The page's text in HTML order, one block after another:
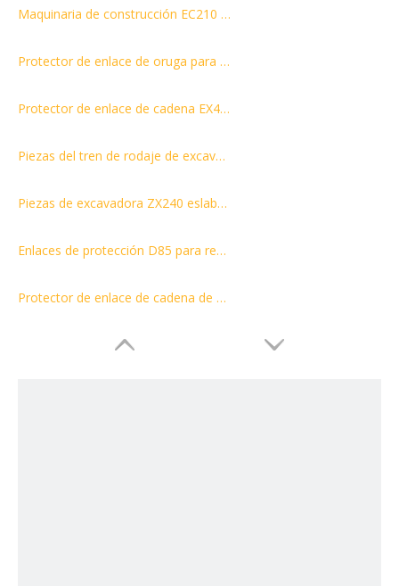
Maquinaria de construcción EC210 Protector de oruga de repuestos para excavadoras
Protector de enlace de oruga para excavadora PC200
Protector de enlace de cadena EX450 de piezas del tren de rodaje de excavadora de alta calidad
Piezas del tren de rodaje de excavadora con protector de orugas de alta calidad de DH300
Piezas de excavadora ZX240 eslabón protector para cadena de oruga del producto
Enlaces de protección D85 para repuestos de bulldozer
Protector de enlace de cadena de excavadora SK350